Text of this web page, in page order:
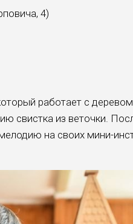
4)
работает с
свистка из веточки.
на своих мини-